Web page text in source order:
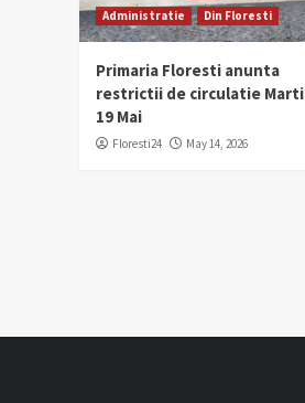
Administratie Din Floresti
Primaria Floresti anunta
restrictii de circulatie Marti
19 Mai
Floresti24 May 14, 2026